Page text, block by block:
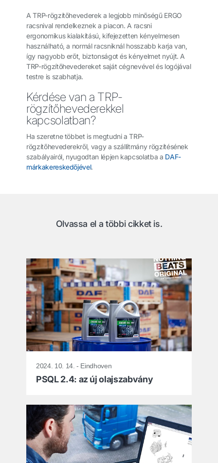
A TRP-rögzítőhevederek a legjobb minőségű ERGO
racsnival rendelkeznek a piacon. A racsni
ergonomikus kialakítású, kifejezetten kényelmesen
használható, a normál racsniknál hosszabb karja van,
így nagyobb erőt, biztonságot és kényelmet nyújt. A
TRP-rögzítőhevedereket saját cégnevével és logójával
testre is szabhatja.
Kérdése van a TRP-
rögzítőhevederekkel
kapcsolatban?
Ha szeretne többet is megtudni a TRP-
rögzítőhevederekről, vagy a szállítmány rögzítésének
szabályairól, nyugodtan lépjen kapcsolatba a DAF-
márkakereskedőjével.
Olvassa el a többi cikket is.
2024. 10. 14. - Eindhoven
PSQL 2.4: az új olajszabvány